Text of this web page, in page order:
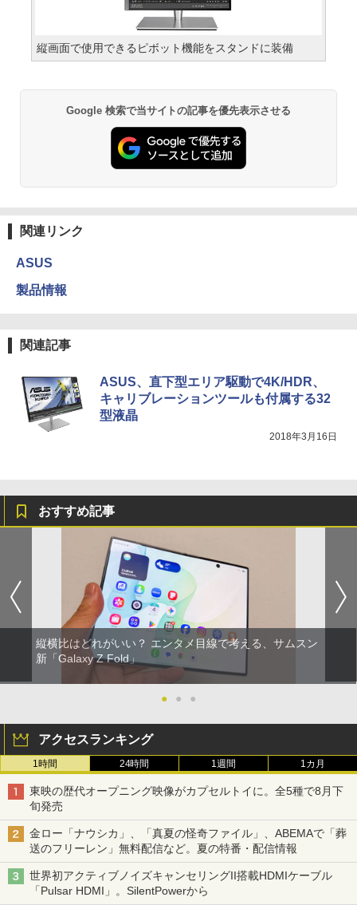
縦画面で使用できるピボット機能をスタンドに装備
Google 検索で当サイトの記事を優先表示させる
関連リンク
ASUS
製品情報
関連記事
ASUS、直下型エリア駆動で4K/HDR、
キャリブレーションツールも付属する32
型液晶
2018年3月16日
おすすめ記事
縦横比はどれがいい？ エンタメ目線で考える、サムスン
新「Galaxy Z Fold」
● ● ●
アクセスランキング
1時間 24時間 1週間 1カ月
東映の歴代オープニング映像がカプセルトイに。全5種で8月下
旬発売
金ロー「ナウシカ」、「真夏の怪奇ファイル」、ABEMAで「葬
送のフリーレン」無料配信など。夏の特番・配信情報
世界初アクティブノイズキャンセリングII搭載HDMIケーブル
「Pulsar HDMI」。SilentPowerから